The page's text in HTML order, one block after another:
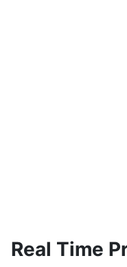
Real Time